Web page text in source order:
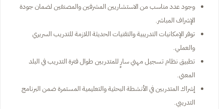
وجود عدد مناسب من الاستشاريين المشرفين والمصنفين لضمان جودة
الإشراف المباشر.
توفر الإمكانيات التدريبية والتقنيات الحديثة اللازمة للتدريب السريري
والعملي.
تطبيق نظام تسجيل مهني سارٍ للمتدربين طوال فترة التدريب في البلد
المعني.
إشراك المتدربين في الأنشطة البحثية والتعليمية المستمرة ضمن البرنامج
التدريبي.